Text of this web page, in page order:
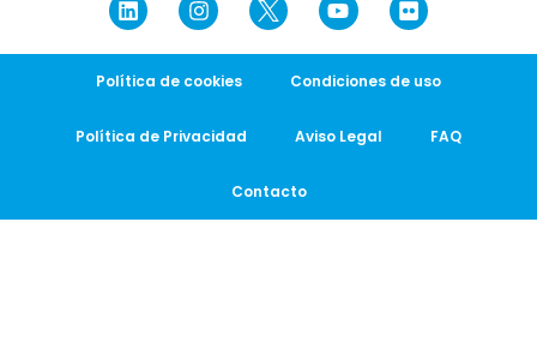
Política de cookies Condiciones de uso
Política de Privacidad Aviso Legal FAQ
Contacto